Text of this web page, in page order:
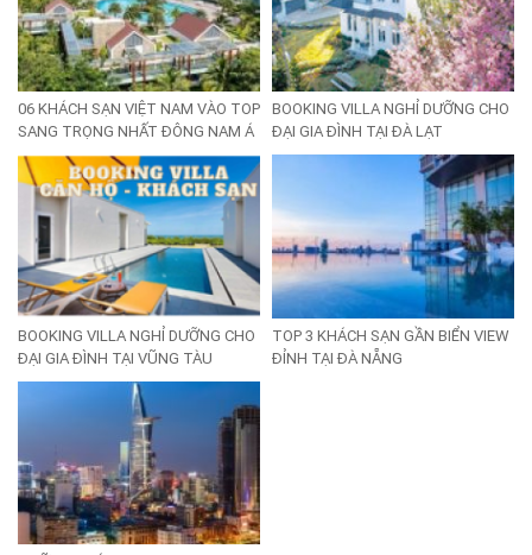
06 KHÁCH SẠN VIỆT NAM VÀO TOP
SANG TRỌNG NHẤT ĐÔNG NAM Á
BOOKING VILLA NGHỈ DƯỠNG CHO
ĐẠI GIA ĐÌNH TẠI ĐÀ LẠT
BOOKING VILLA NGHỈ DƯỠNG CHO
ĐẠI GIA ĐÌNH TẠI VŨNG TÀU
TOP 3 KHÁCH SẠN GẦN BIỂN VIEW
ĐỈNH TẠI ĐÀ NẴNG